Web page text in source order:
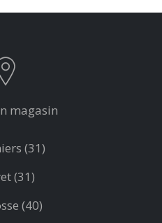
magasin
(31)
(31)
(40)